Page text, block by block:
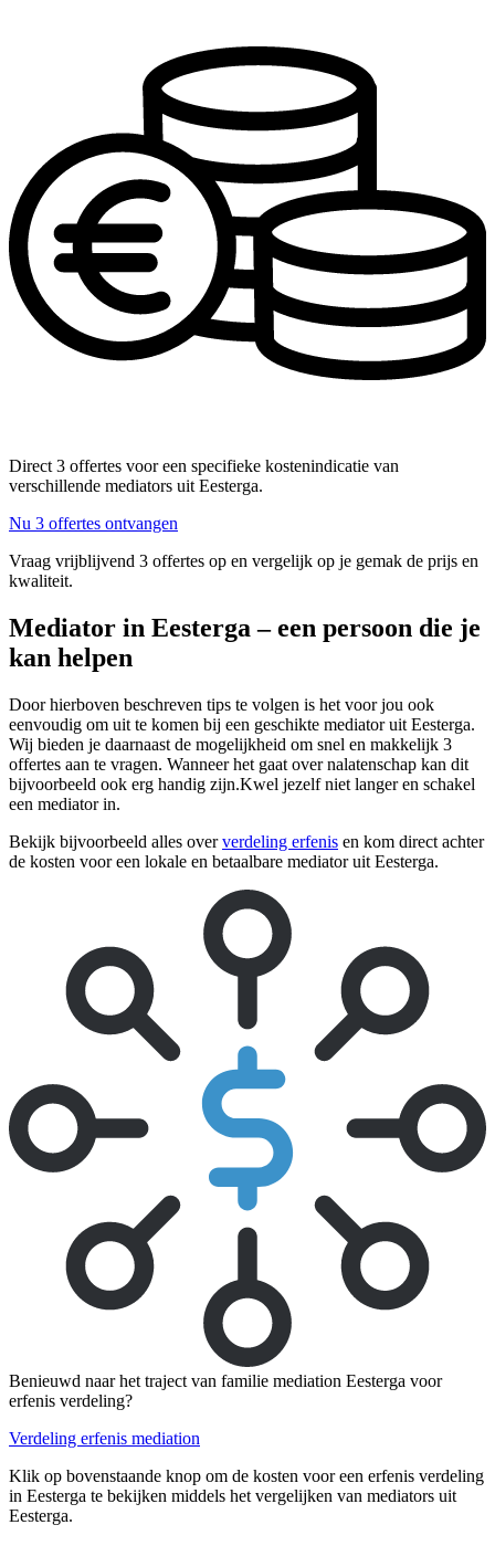
Direct 3 offertes voor een specifieke kostenindicatie van
verschillende mediators uit Eesterga.
Nu 3 offertes ontvangen
Vraag vrijblijvend 3 offertes op en vergelijk op je gemak de prijs en
kwaliteit.
Mediator in Eesterga – een persoon die je
kan helpen
Door hierboven beschreven tips te volgen is het voor jou ook
eenvoudig om uit te komen bij een geschikte mediator uit Eesterga.
Wij bieden je daarnaast de mogelijkheid om snel en makkelijk 3
offertes aan te vragen. Wanneer het gaat over nalatenschap kan dit
bijvoorbeeld ook erg handig zijn.Kwel jezelf niet langer en schakel
een mediator in.
Bekijk bijvoorbeeld alles oververdeling erfenis en kom direct achter
de kosten voor een lokale en betaalbare mediator uit Eesterga.
Benieuwd naar het traject van familie mediation Eesterga voor
erfenis verdeling?
Verdeling erfenis mediation
Klik op bovenstaande knop om de kosten voor een erfenis verdeling
in Eesterga te bekijken middels het vergelijken van mediators uit
Eesterga.